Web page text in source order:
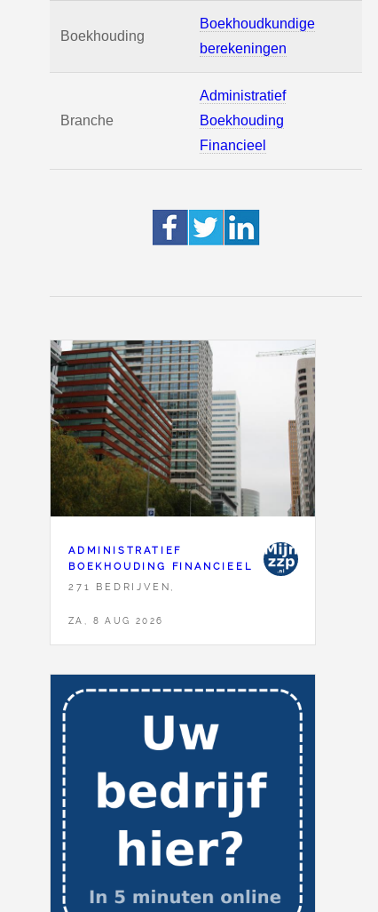
Boekhouding
Boekhoudkundige
berekeningen
Branche
Administratief
Boekhouding
Financieel
ADMINISTRATIEF
BOEKHOUDING FINANCIEEL
271 BEDRIJVEN,
ZA, 8 AUG 2026